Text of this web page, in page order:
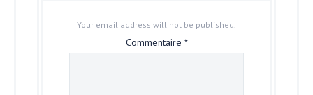
Your email address will not be published.
Commentaire *